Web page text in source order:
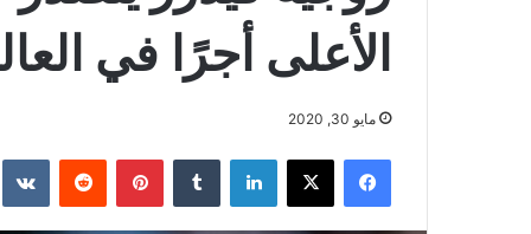
الأعلى أجرًا في العالم
مايو 30, 2020
فيسبوك ‫X لينكدإن بينتيريست